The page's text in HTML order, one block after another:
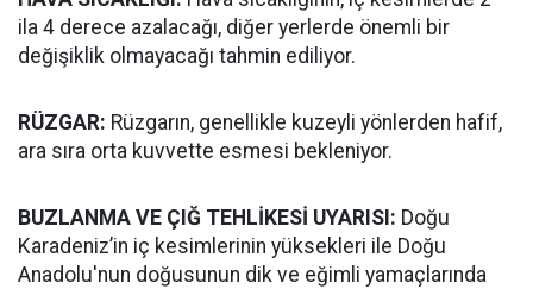
ila 4 derece azalacağı, diğer yerlerde önemli bir
değişiklik olmayacağı tahmin ediliyor.
RÜZGAR: Rüzgarın, genellikle kuzeyli yönlerden hafif,
ara sıra orta kuvvette esmesi bekleniyor.
BUZLANMA VE ÇIĞ TEHLİKESİ UYARISI: Doğu
Karadeniz’in iç kesimlerinin yüksekleri ile Doğu
Anadolu'nun doğusunun dik ve eğimli yamaçlarında